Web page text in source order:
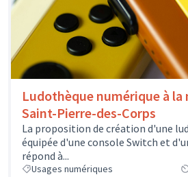
Ludothèque numérique à
Saint-Pierre-des-Corps
La proposition de création d'une
équipée d'une console Switch et
répond à...
Usages numériques